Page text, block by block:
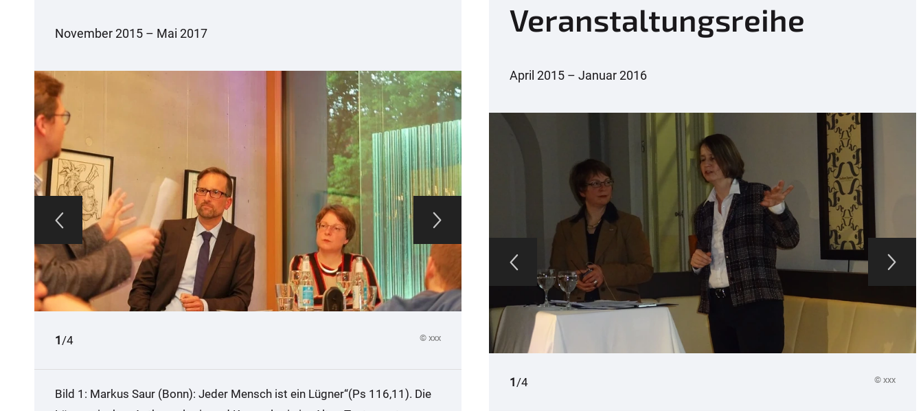
November 2015 – Mai 2017
1 /4 © xxx
2
3
4
Bild 1: Markus Saur (Bonn): Jeder Mensch ist ein Lügner“(Ps 116,11). Die
Veranstaltungsreihe
April 2015 – Januar 2016
1 /4 © xxx
2
3
4